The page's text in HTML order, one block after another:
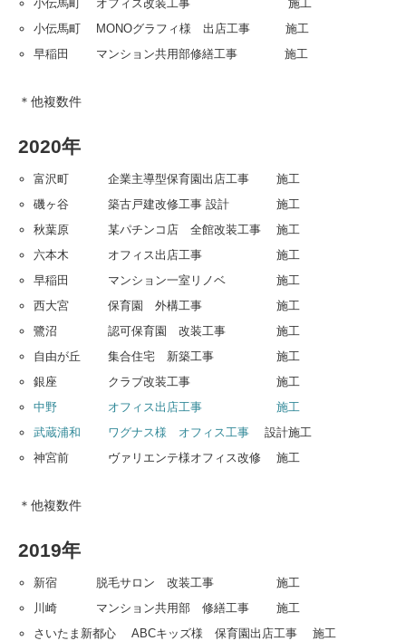
小伝馬町 オフィス改装工事 施工
小伝馬町 MONOグラフィ様 出店工事 施工
早稲田 マンション共用部修繕工事 施工
＊他複数件
2020年
富沢町 企業主導型保育園出店工事 施工
磯ヶ谷 築古戸建改修工事 設計 施工
秋葉原 某パチンコ店 全館改装工事 施工
六本木 オフィス出店工事 施工
早稲田 マンション一室リノベ 施工
西大宮 保育園 外構工事 施工
鷺沼 認可保育園 改装工事 施工
自由が丘 集合住宅 新築工事 施工
銀座 クラブ改装工事 施工
中野 オフィス出店工事 施工
武蔵浦和 ワグナス様 オフィス工事 設計施工
神宮前 ヴァリエンテ様オフィス改修 施工
＊他複数件
2019年
新宿 脱毛サロン 改装工事 施工
川崎 マンション共用部 修繕工事 施工
さいたま新都心 ABCキッズ様 保育園出店工事 施工